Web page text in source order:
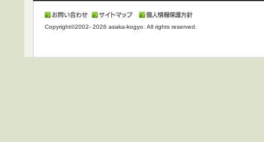
Copyright©2002- 2026 asaka-kogyo. All rights reserved.